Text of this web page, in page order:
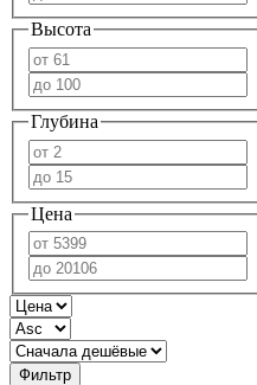
Высота
Глубина
Цена